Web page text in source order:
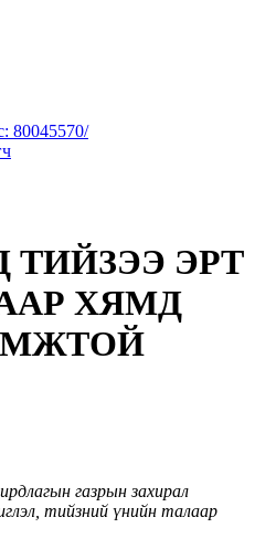
80045570/
ТИЙЗЭЭ ЭРТ
ХЯМД
газрын захирал
тийзний үнийн талаар